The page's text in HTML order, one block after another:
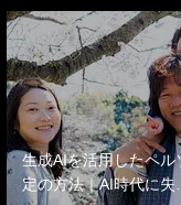
生成AIを活用したペル
定の方法｜AI時代に失…